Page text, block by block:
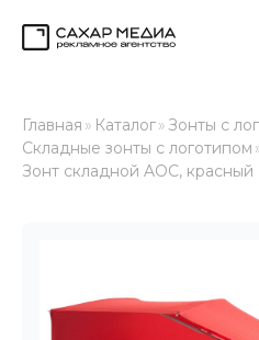
Главная » Каталог»Зонты с
Складные зонты с логотипом
Зонт складной AOC, красный